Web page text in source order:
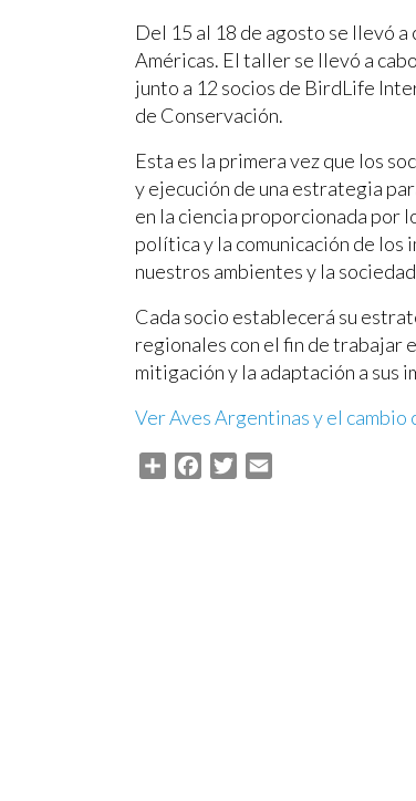
Del 15 al 18 de agosto se llevó
Américas. El taller se llevó a
junto a 12 socios de BirdLife
de Conservación.
Esta es la primera vez que los
y ejecución de una estrategia
en la ciencia proporcionada por
política y la comunicación de los
nuestros ambientes y la
Cada socio establecerá su
regionales con el fin de trabajar
mitigación y la adaptación a sus
Ver Aves Argentinas y el cambio
Share Facebook
Twitter